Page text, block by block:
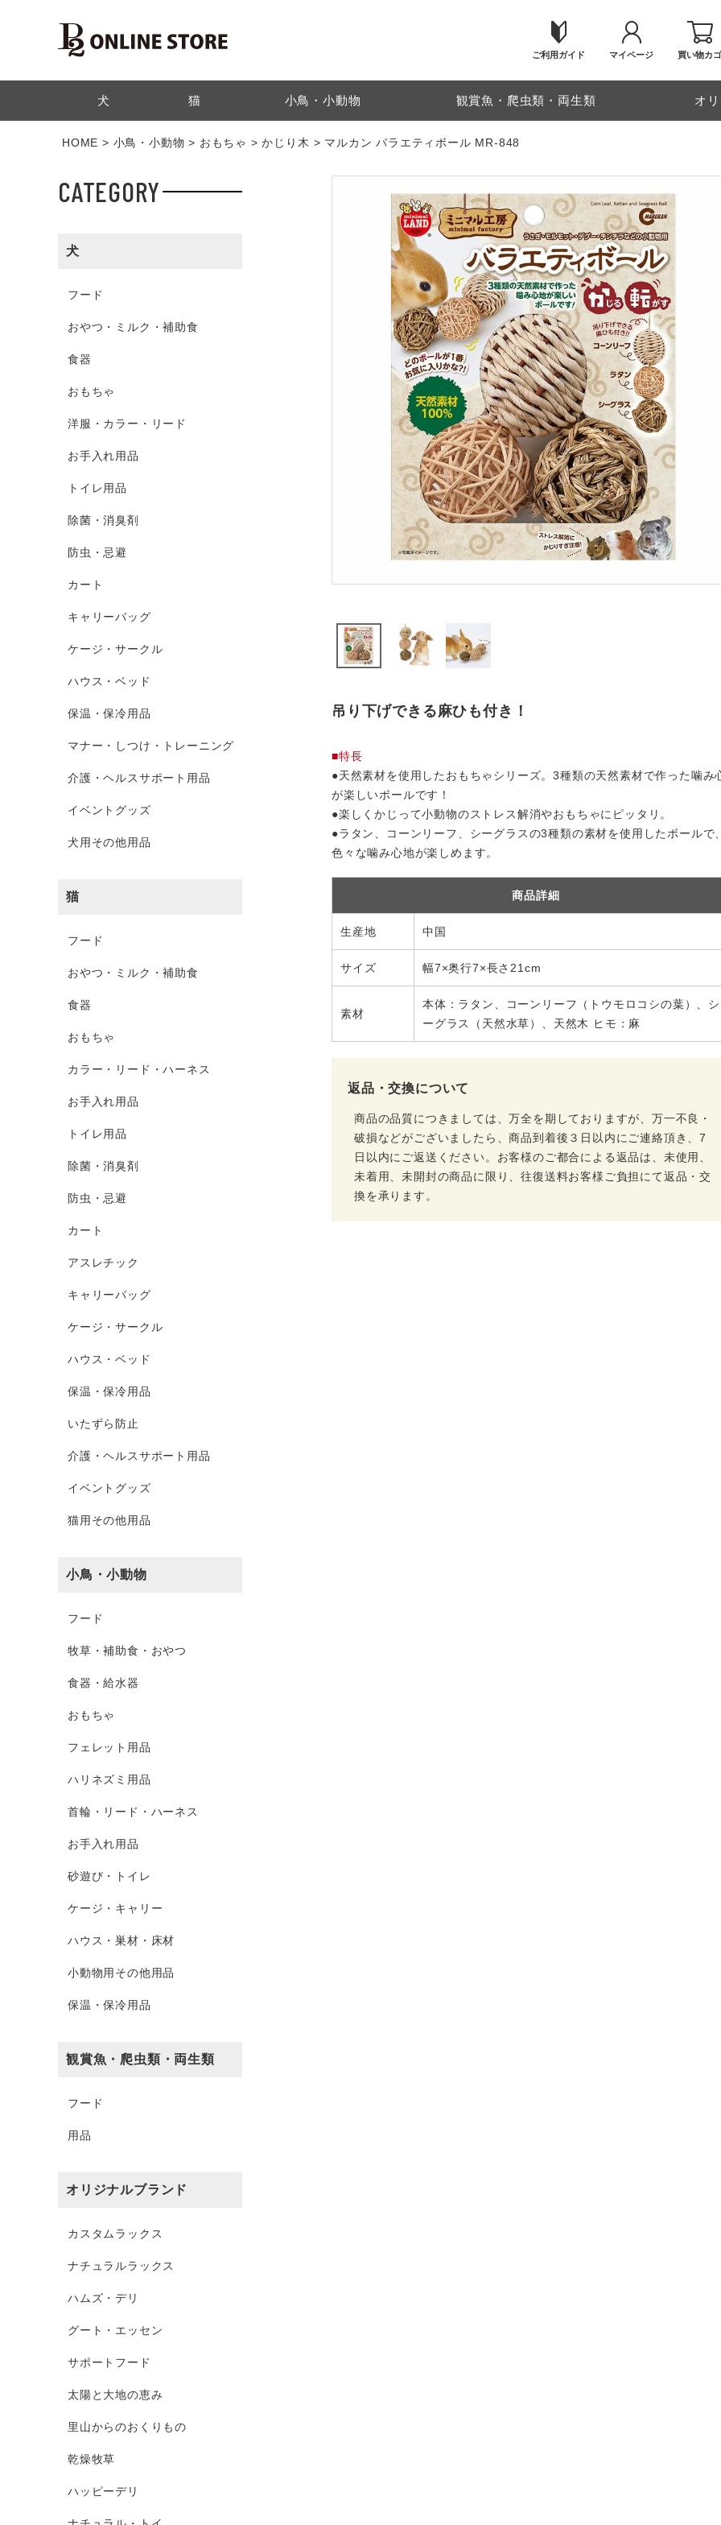
ご利用ガイド マイページ 買い物カゴ
検索
犬 猫 小鳥・小動物 観賞魚・爬虫類・両生類 オ
HOME 小鳥・小動物 おもちゃ かじり木 マルカン バラエティボール MR-848
CATEGORY
犬
フード
おやつ・ミルク・補助食
食器
おもちゃ
洋服・カラー・リード
お手入れ用品
トイレ用品
除菌・消臭剤
防虫・忌避
カート
キャリーバッグ
ケージ・サークル
ハウス・ベッド
保温・保冷用品
マナー・しつけ・トレーニング
介護・ヘルスサポート用品
イベントグッズ
犬用その他用品
猫
フード
おやつ・ミルク・補助食
食器
おもちゃ
カラー・リード・ハーネス
お手入れ用品
トイレ用品
除菌・消臭剤
防虫・忌避
カート
アスレチック
キャリーバッグ
ケージ・サークル
ハウス・ベッド
保温・保冷用品
いたずら防止
介護・ヘルスサポート用品
イベントグッズ
猫用その他用品
小鳥・小動物
フード
牧草・補助食・おやつ
食器・給水器
おもちゃ
フェレット用品
ハリネズミ用品
首輪・リード・ハーネス
お手入れ用品
砂遊び・トイレ
ケージ・キャリー
ハウス・巣材・床材
小動物用その他用品
保温・保冷用品
観賞魚・爬虫類・両生類
フード
用品
オリジナルブランド
カスタムラックス
ナチュラルラックス
ハムズ・デリ
グート・エッセン
サポートフード
太陽と大地の恵み
里山からのおくりもの
乾燥牧草
ハッピーデリ
吊り下げできる麻ひも付き！
■特長
●天然素材を使用したおもちゃシリーズ。3種類の天然素材で作った噛み
が楽しいボールです！
●楽しくかじって小動物のストレス解消やおもちゃにピッタリ。
●ラタン、コーンリーフ、シーグラスの3種類の素材を使用したボールで
色々な噛み心地が楽しめます。
商品詳細
生産地 中国
サイズ 幅7×奥行7×長さ21cm
素材
本体：ラタン、コーンリーフ（トウモロコシの葉）、シ
ーグラス（天然水草）、天然木 ヒモ：麻
返品・交換について
商品の品質につきましては、万全を期しておりますが、万一不良・
破損などがございましたら、商品到着後３日以内にご連絡頂き、7
日以内にご返送ください。お客様のご都合による返品は、未使用、
未着用、未開封の商品に限り、往復送料お客様ご負担にて返品・交
換を承ります。